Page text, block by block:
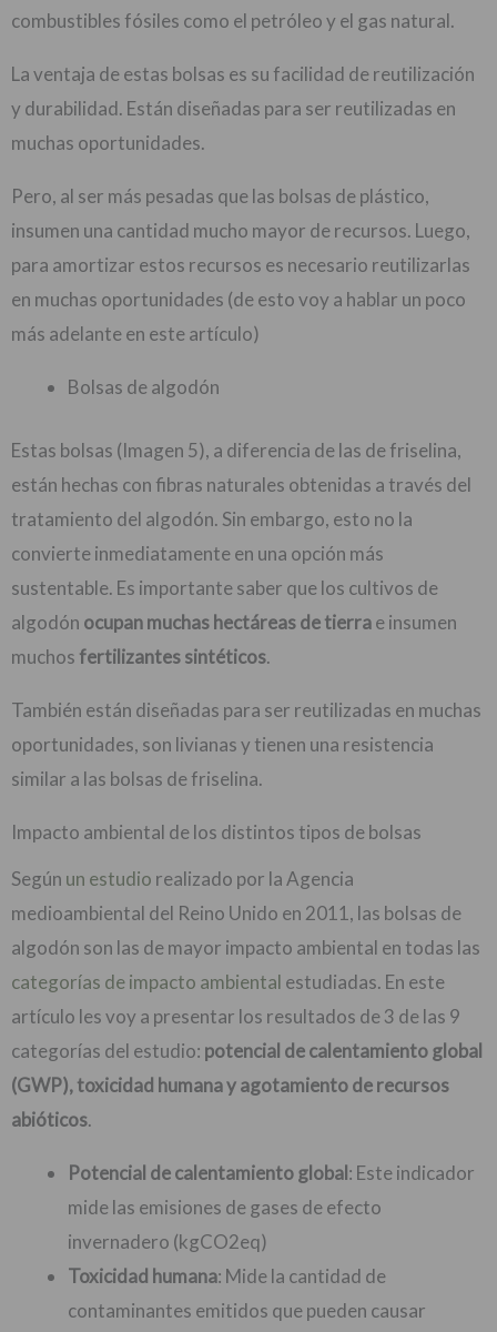
combustibles fósiles como el petróleo y el gas natural.
La ventaja de estas bolsas es su facilidad de reutilización
y durabilidad. Están diseñadas para ser reutilizadas en
muchas oportunidades.
Pero, al ser más pesadas que las bolsas de plástico,
insumen una cantidad mucho mayor de recursos. Luego,
para amortizar estos recursos es necesario reutilizarlas
en muchas oportunidades (de esto voy a hablar un poco
más adelante en este artículo)
Bolsas de algodón
Estas bolsas (Imagen 5), a diferencia de las de friselina,
están hechas con fibras naturales obtenidas a través del
tratamiento del algodón. Sin embargo, esto no la
convierte inmediatamente en una opción más
sustentable. Es importante saber que los cultivos de
algodón ocupan muchas hectáreas de tierrae insumen
muchos fertilizantes sintéticos.
También están diseñadas para ser reutilizadas en muchas
oportunidades, son livianas y tienen una resistencia
similar a las bolsas de friselina.
Impacto ambiental de los distintos tipos de bolsas
Según un estudio realizado por la Agencia
medioambiental del Reino Unido en 2011, las bolsas de
algodón son las de mayor impacto ambiental en todas las
categorías de impacto ambiental estudiadas. En este
artículo les voy a presentar los resultados de 3 de las 9
categorías del estudio: potencial de calentamiento global
(GWP), toxicidad humana y agotamiento de recursos
abióticos.
Potencial de calentamiento global : Este indicador
mide las emisiones de gases de efecto
invernadero (kgCO2eq)
Toxicidad humana: Mide la cantidad de
contaminantes emitidos que pueden causar